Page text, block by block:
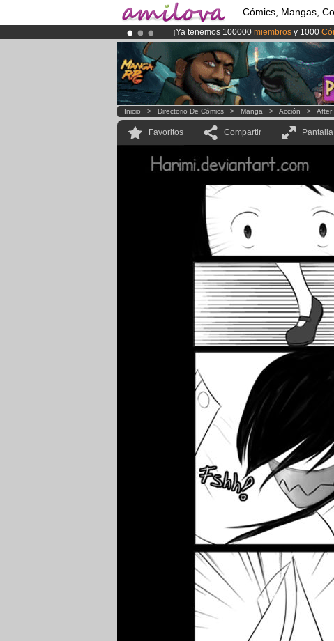
Cómics, Mangas,
¡Ya tenemos 100000 miembros y 1000
¡Conviertete en Premium por3.95 eurosal
El Kickstarter Amilova está desormado
Inicio > Directorio De Cómics > Manga > Acción > After
Favoritos Compartir